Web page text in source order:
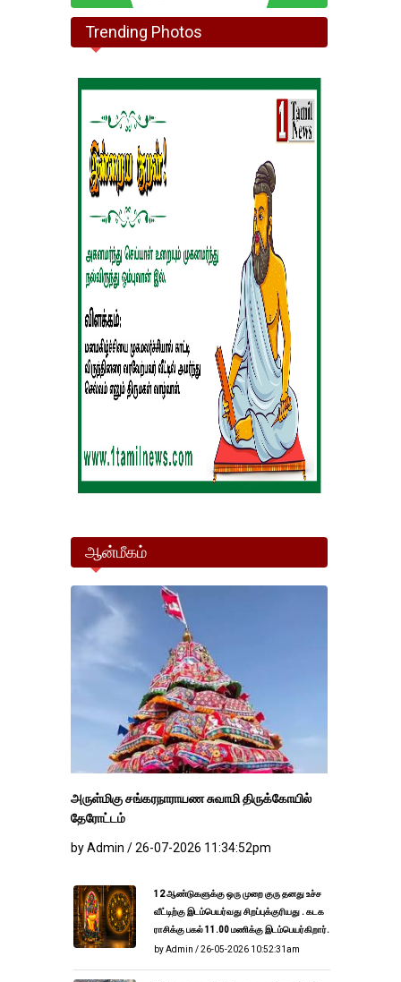
Trending Photos
ஆன்மீகம்
அருள்மிகு சங்கரநாராயண சுவாமி திருக்கோயில்
தேரோட்டம்
by Admin / 26-07-2026 11:34:52pm
12 ஆண்டுகளுக்கு ஒரு முறை குரு தனது உச்ச
வீட்டிற்கு இடம்பெயர்வது சிறப்புக்குரியது . கடக
ராசிக்கு பகல் 11.00 மணிக்கு இடம்பெயர்கிறார்.
by Admin / 26-05-2026 10:52:31am